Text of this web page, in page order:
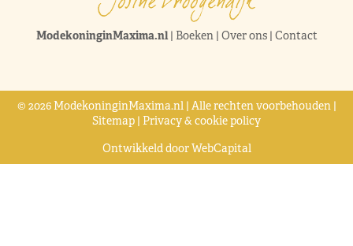
ModekoninginMaxima.nl| Boeken| Over ons| Contact
© 2026 ModekoninginMaxima.nl | Alle rechten voorbehouden |
Sitemap | Privacy & cookie policy
Ontwikkeld doorWebCapital